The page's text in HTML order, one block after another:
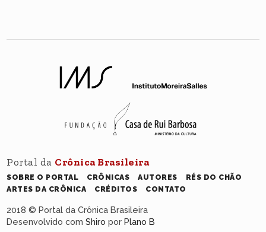
Portal da Crônica Brasileira
SOBRE O PORTAL CRÔNICAS AUTORES
RÉS DO CHÃO
ARTES DA CRÔNICA
CRÉDITOS CONTATO
2018 © Portal da Crônica Brasileira
Desenvolvido comShiro porPlano B